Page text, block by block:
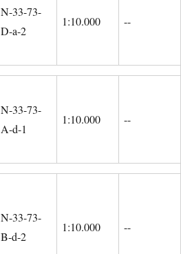
N-33-73-
D-a-2
1:10.000 --
N-33-73-
A-d-1
1:10.000 --
N-33-73-
B-d-2
1:10.000 --